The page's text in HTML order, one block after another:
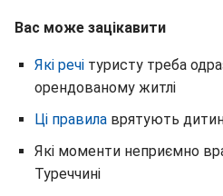
Вас може зацікавити
Які речі туристу треба
орендованому житлі
Ці правила врятують
Які моменти неприємно
Туреччині